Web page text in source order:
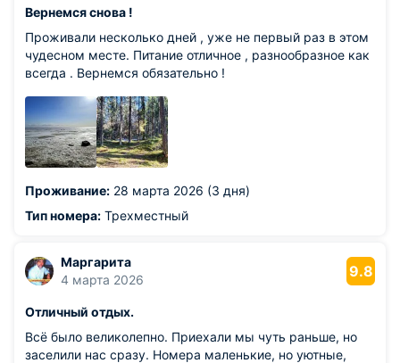
Вернемся снова !
Проживали несколько дней , уже не первый раз в этом
чудесном месте. Питание отличное , разнообразное как
всегда . Вернемся обязательно !
Проживание: 28 марта 2026 (3 дня)
Тип номера: Трехместный
Маргарита
4 марта 2026
9.8
Отличный отдых.
Всё было великолепно. Приехали мы чуть раньше, но
заселили нас сразу. Номера маленькие, но уютные,